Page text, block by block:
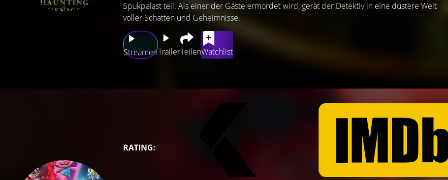
StreamenTrailerTeilenWatchlist
Spukpalast teil. Als einer der Gäste ermordet wird, gerät der Detektiv in eine düstere Welt
voller Schatten und Geheimnisse.
RATING: